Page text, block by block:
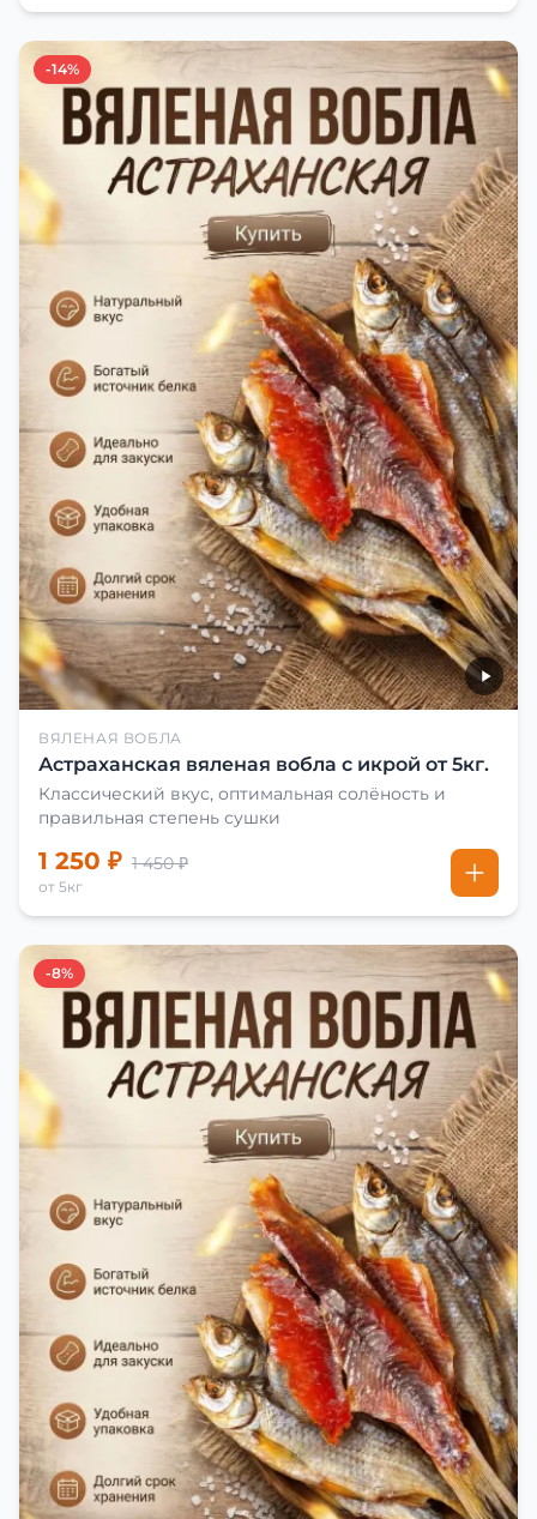
-14%
ВЯЛЕНАЯ ВОБЛА
Астраханская вяленая вобла с икрой от 5кг.
Классический вкус, оптимальная солёность и
правильная степень сушки
1 250 ₽ 1 450 ₽
от 5кг
-8%